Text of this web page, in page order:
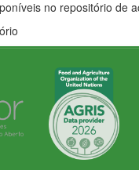
no repositório de